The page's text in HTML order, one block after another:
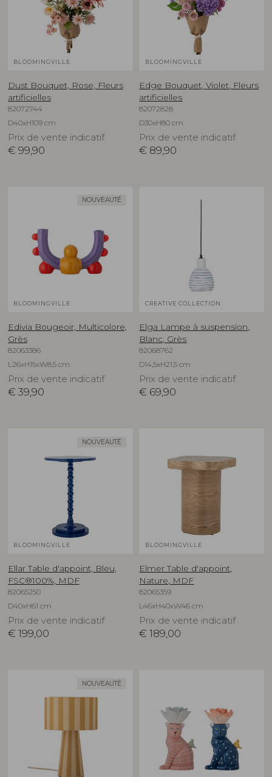
BLOOMINGVILLE
Dust Bouquet, Rose, Fleurs
artificielles
82072744
D40xH109 cm
Prix de vente indicatif
€ 99,90
BLOOMINGVILLE
Edge Bouquet, Violet, Fleurs
artificielles
82072828
D30xH80 cm
Prix de vente indicatif
€ 89,90
NOUVEAUTÉ
BLOOMINGVILLE
Edivia Bougeoir, Multicolore,
Grès
82063386
L26xH15xW8,5 cm
Prix de vente indicatif
€ 39,90
CREATIVE COLLECTION
Elga Lampe à suspension,
Blanc, Grès
82068762
D14,5xH21,5 cm
Prix de vente indicatif
€ 69,90
NOUVEAUTÉ
BLOOMINGVILLE
Ellar Table d'appoint, Bleu,
FSC®100%, MDF
82065250
D40xH61 cm
Prix de vente indicatif
€ 199,00
BLOOMINGVILLE
Elmer Table d'appoint,
Nature, MDF
82065359
L46xH40xW46 cm
Prix de vente indicatif
€ 189,00
NOUVEAUTÉ